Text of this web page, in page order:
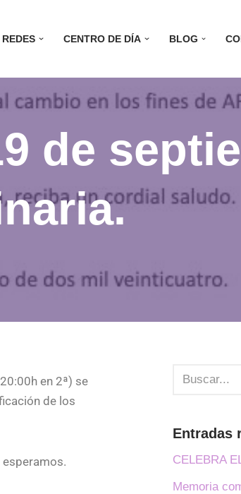
REDES CENTRO DE DÍA BLOG
de
en 2ª) se
de los
esperamos.
Entradas
CELEBRA
Memoria